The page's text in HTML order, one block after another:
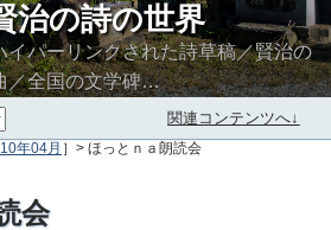
治の詩の世界
イパーリンクされた詩草稿／賢治の
／全国の文学碑…
関連コンテンツへ↓
年04月 ］> ほっとｎａ朗読会
会